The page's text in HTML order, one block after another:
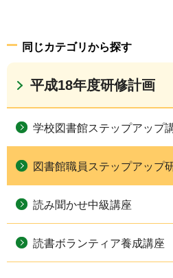
同じカテゴリから探す
平成18年度研修計画
学校図書館ステップアップ
図書館職員ステップアップ
読み聞かせ中級講座
読書ボランティア養成講座